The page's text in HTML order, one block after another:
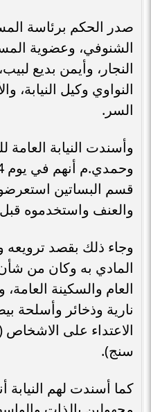
صدر الحكم برئاسة
الشنوفي، وعضوية
النجار، وأيمن بديع
النواوي وكيل النيابة،
السر.
وأسندت النيابة
قسم البساتين
والعنف واستخدموه
وجاء ذلك بقصد ترويعه
المادي به وكان من
العام والسكينة
نارية وذخائر وأسلحة
الاعتداء على
سنج).
كما أسندت لهم النيابة